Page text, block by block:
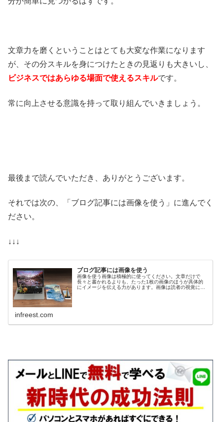
文章力を磨くということはとても大変な作業になります
が、その分スキルを身につけたときの見返りも大きいし、
ビジネスではあらゆる場面で使えるスキルです。
常に向上させる意識を持って取り組んでいきましょう。
最後まで読んでいただき、ありがとうございます。
それでは次の、「ブログ記事には画像を使う」に進んでく
ださい。
↓↓↓
ブログ記事には画像を使う
画像を使う画像は積極的に使ってください。文章だけで
長々と書かれるよりも、たった1枚の画像のほうが具体的
にイメージを伝える力があります。画像は読者の視覚に強
infreest.com